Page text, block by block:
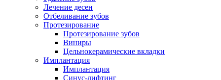
Лечение десен
Отбеливание зубов
Протезирование
Протезирование зубов
Виниры
Цельнокерамические вкладки
Имплантация
Имплантация
Синус-лифтинг